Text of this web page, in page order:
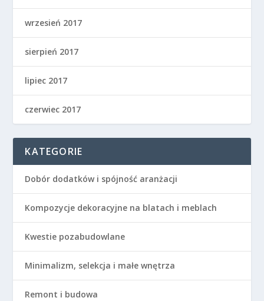
wrzesień 2017
sierpień 2017
lipiec 2017
czerwiec 2017
KATEGORIE
Dobór dodatków i spójność aranżacji
Kompozycje dekoracyjne na blatach i meblach
Kwestie pozabudowlane
Minimalizm, selekcja i małe wnętrza
Remont i budowa